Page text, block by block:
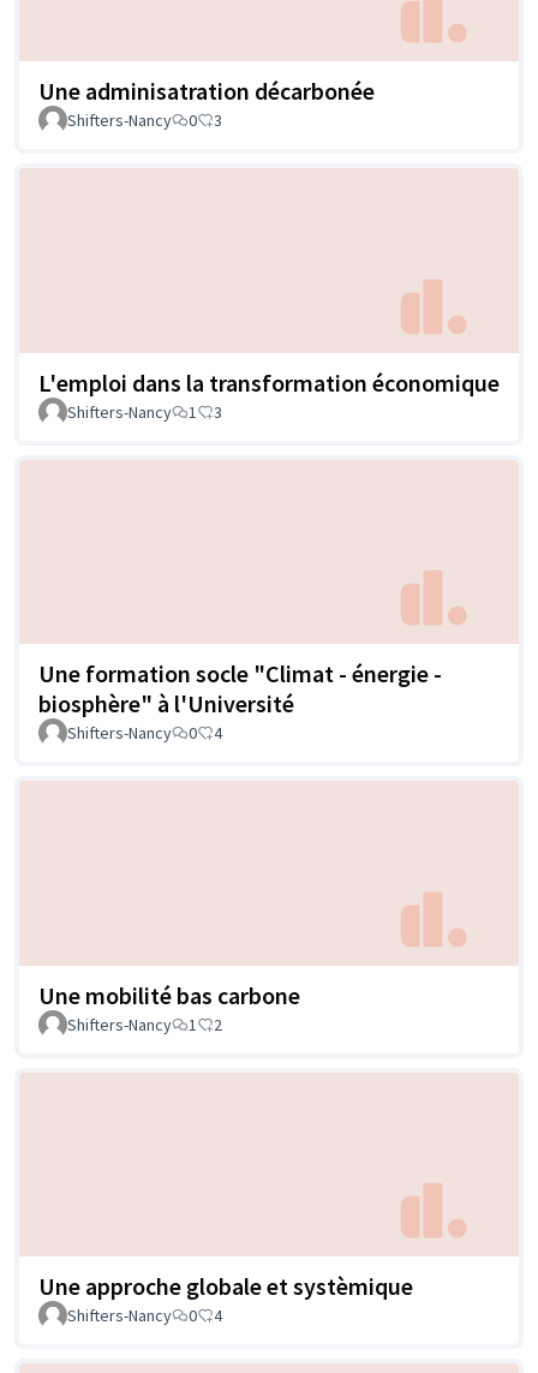
Une adminisatration décarbonée
Shifters-Nancy 0 3
L'emploi dans la transformation économique
Shifters-Nancy 1 3
Une formation socle "Climat - énergie -
biosphère" à l'Université
Shifters-Nancy 0 4
Une mobilité bas carbone
Shifters-Nancy 1 2
Une approche globale et systèmique
Shifters-Nancy 0 4